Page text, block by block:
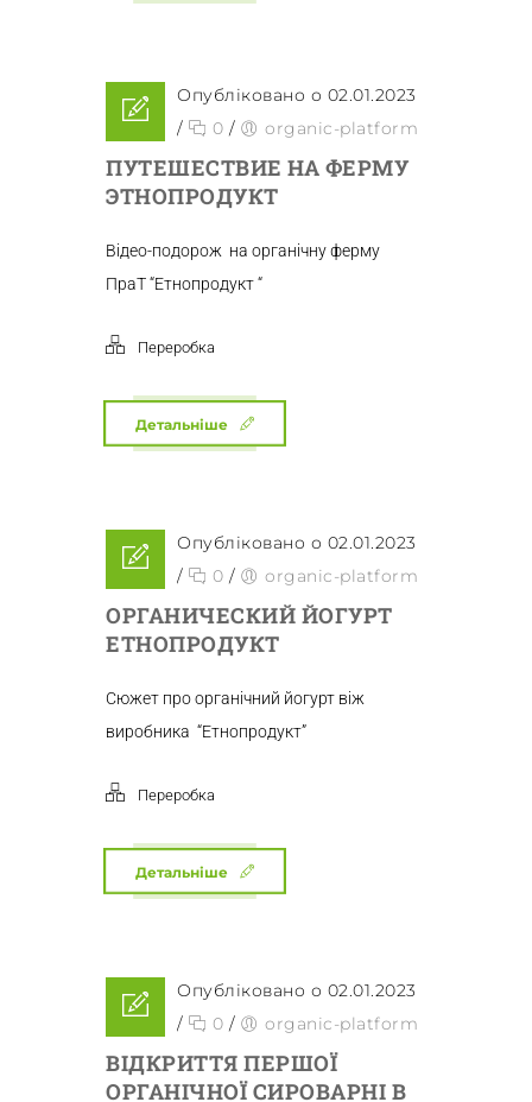
Опубліковано о 02.01.2023
/
0 / organic-platform
ПУТЕШЕСТВИЕ НА ФЕРМУ
ЭТНОПРОДУКТ
Відео-подорож на органічну ферму
ПраТ “Етнопродукт “
Переробка
Детальніше
Опубліковано о 02.01.2023
/
0 / organic-platform
ОРГАНИЧЕСКИЙ ЙОГУРТ
ЕТНОПРОДУКТ
Сюжет про органічний йогурт віж
виробника “Етнопродукт”
Переробка
Детальніше
Опубліковано о 02.01.2023
/
0 / organic-platform
ВІДКРИТТЯ ПЕРШОЇ
ОРГАНІЧНОЇ СИРОВАРНІ В